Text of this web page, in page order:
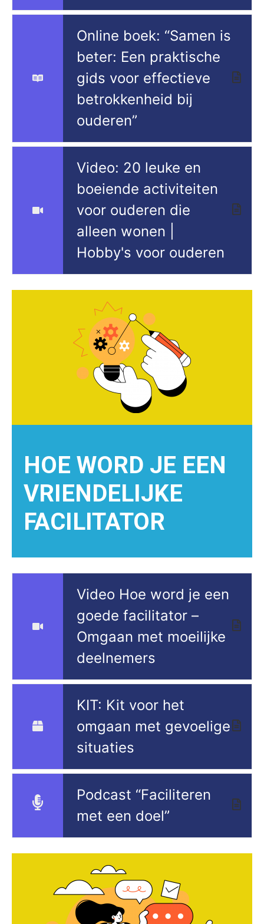
Online boek: “Samen is
beter: Een praktische
gids voor effectieve
betrokkenheid bij
ouderen”
Video: 20 leuke en
boeiende activiteiten
voor ouderen die
alleen wonen |
Hobby's voor ouderen
HOE WORD JE EEN
VRIENDELIJKE
FACILITATOR
Video Hoe word je een
goede facilitator –
Omgaan met moeilijke
deelnemers
KIT: Kit voor het
omgaan met gevoelige
situaties
Podcast “Faciliteren
met een doel”